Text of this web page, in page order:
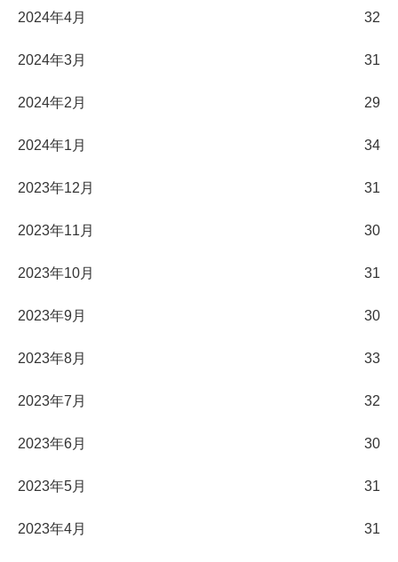
2024年4月 32
2024年3月 31
2024年2月 29
2024年1月 34
2023年12月 31
2023年11月 30
2023年10月 31
2023年9月 30
2023年8月 33
2023年7月 32
2023年6月 30
2023年5月 31
2023年4月 31